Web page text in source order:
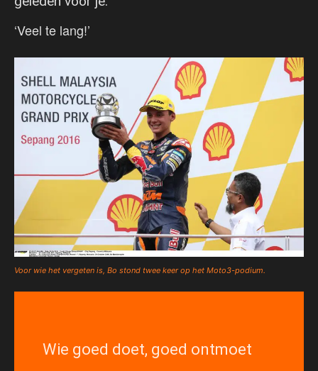
‘Veel te lang!’
Voor wie het vergeten is, Bo stond twee keer op het Moto3-podium.
Wie goed doet, goed ontmoet